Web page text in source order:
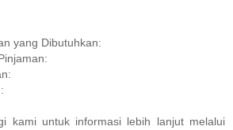
yang Dibutuhkan:
kami untuk informasi lebih lanjut melalui